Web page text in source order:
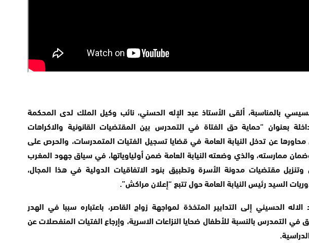
بالمناسبة، ألقى الأستاذ عبد الإله الحسني، نائب وكيل الملك لدى المحكمة
مداخلة بعنوان “حماية حق الفتاة في التمدرس بين المقتضيات القانونية والاكراهات
عن تدخل النيابة العامة في قضايا تسجيل الفتيات المتمدرسات، والحرص على
ممارسته، والذي وضعته النيابة العامة ضمن أولياوياتها، في سياق جهود المغرب
مقتضيات مدونة الأسرة وتطبيق بنود الاتفاقيات الدولية في هذا المجال،
السيد رئيس النيابة العامة حول تتبع “إعلان مراكش”.
الحسيني إلى التدابير المتخذة لمواجهة زواج القاصر، باعتباره سببا في الهدر
في التمدرس بالنسبة للأطفال ضحايا النزاعات الاسرية، وإرجاع الفتيات المنفصلات عن